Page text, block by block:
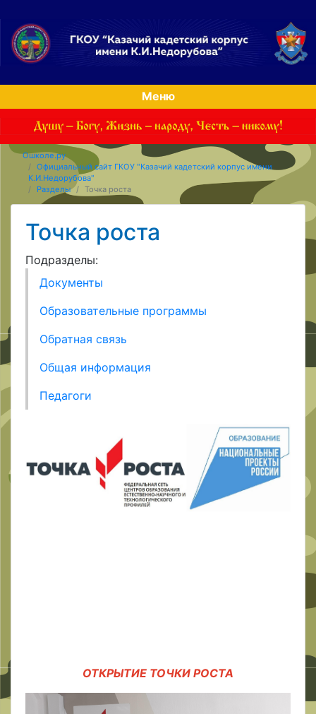
Меню
Ошколе.ру
Официальный сайт ГКОУ "Казачий кадетский корпус имени
К.И.Недорубова"
Разделы
Точка роста
Точка роста
Подразделы:
Документы
Образовательные программы
Обратная связь
Общая информация
Педагоги
ОТКРЫТИЕ ТОЧКИ РОСТА